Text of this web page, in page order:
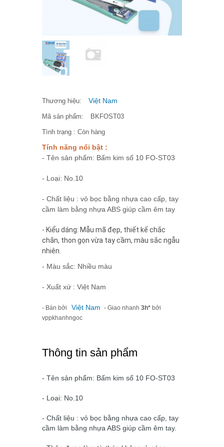
Thương hiệu: Việt Nam
Mã sản phẩm: BKFOST03
Tình trạng : Còn hàng
Tính năng nổi bật :
- Tên sản phẩm: Bấm kim số 10 FO-ST03
- Loại: No.10
- Chất liệu : vỏ bọc bằng nhựa cao cấp, tay
cầm làm bằng nhựa ABS giúp cầm êm tay
- Kiểu dáng: Mẫu mã đẹp, thiết kế chắc
chắn, thon gọn vừa tay cầm, màu sắc ngẫu
nhiên.
- Màu sắc: Nhiều màu
- Xuất xứ : Việt Nam
- Bán bởi Việt Nam - Giao nhanh 3h* bởi
vppkhanhngoc
Thông tin sản phẩm
- Tên sản phẩm: Bấm kim số 10 FO-ST03
- Loại: No.10
- Chất liệu : vỏ bọc bằng nhựa cao cấp, tay
cầm làm bằng nhựa ABS giúp cầm êm tay.